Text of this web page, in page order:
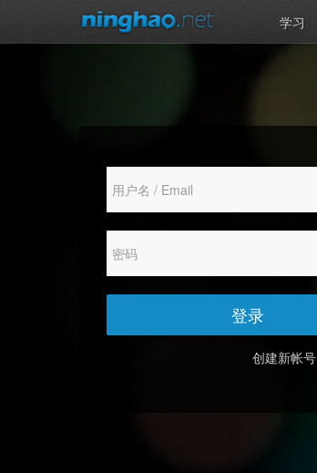
学习
创建新帐号
登录